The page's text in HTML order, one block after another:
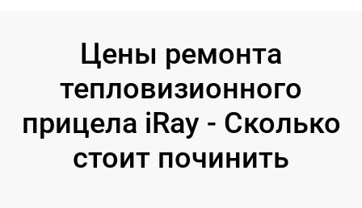
Цены ремонта
тепловизионного
прицела iRay - Сколько
стоит починить